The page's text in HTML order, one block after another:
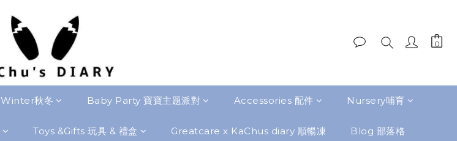
Winter秋冬 Baby Party 寶寶主題派對 Accessories 配件 Nursery哺育
Toys &Gifts 玩具 & 禮盒 Greatcare x KaChus diary 順暢凍 Blog 部落格